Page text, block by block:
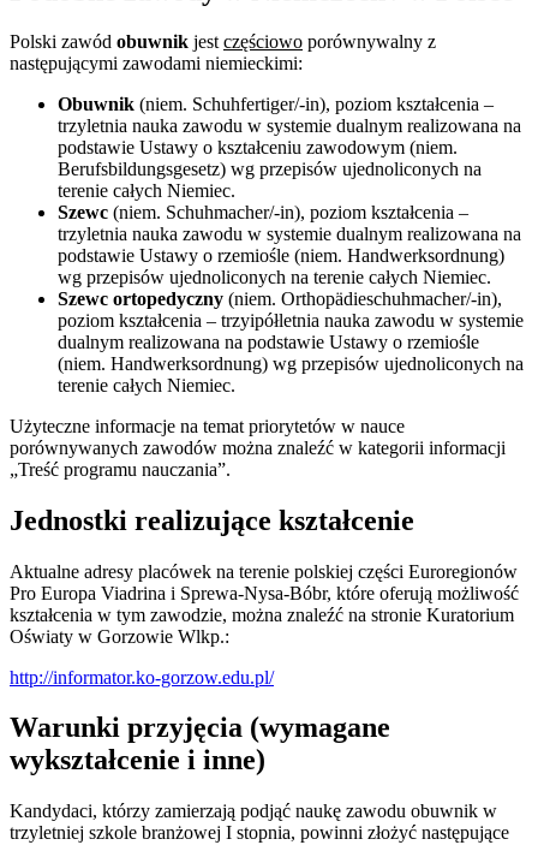
Polski zawód obuwnik jest częściowo porównywalny z
następującymi zawodami niemieckimi:
Obuwnik (niem. Schuhfertiger/-in), poziom kształcenia –
trzyletnia nauka zawodu w systemie dualnym realizowana na
podstawie Ustawy o kształceniu zawodowym (niem.
Berufsbildungsgesetz) wg przepisów ujednoliconych na
terenie całych Niemiec.
Szewc (niem. Schuhmacher/-in), poziom kształcenia –
trzyletnia nauka zawodu w systemie dualnym realizowana na
podstawie Ustawy o rzemiośle (niem. Handwerksordnung)
wg przepisów ujednoliconych na terenie całych Niemiec.
Szewc ortopedyczny (niem. Orthopädieschuhmacher/-in),
poziom kształcenia – trzyipółletnia nauka zawodu w systemie
dualnym realizowana na podstawie Ustawy o rzemiośle
(niem. Handwerksordnung) wg przepisów ujednoliconych na
terenie całych Niemiec.
Użyteczne informacje na temat priorytetów w nauce
porównywanych zawodów można znaleźć w kategorii informacji
„Treść programu nauczania”.
Jednostki realizujące kształcenie
Aktualne adresy placówek na terenie polskiej części Euroregionów
Pro Europa Viadrina i Sprewa-Nysa-Bóbr, które oferują możliwość
kształcenia w tym zawodzie, można znaleźć na stronie Kuratorium
Oświaty w Gorzowie Wlkp.:
http://informator.ko-gorzow.edu.pl/
Warunki przyjęcia (wymagane
wykształcenie i inne)
Kandydaci, którzy zamierzają podjąć naukę zawodu obuwnik w
trzyletniej szkole branżowej I stopnia, powinni złożyć następujące